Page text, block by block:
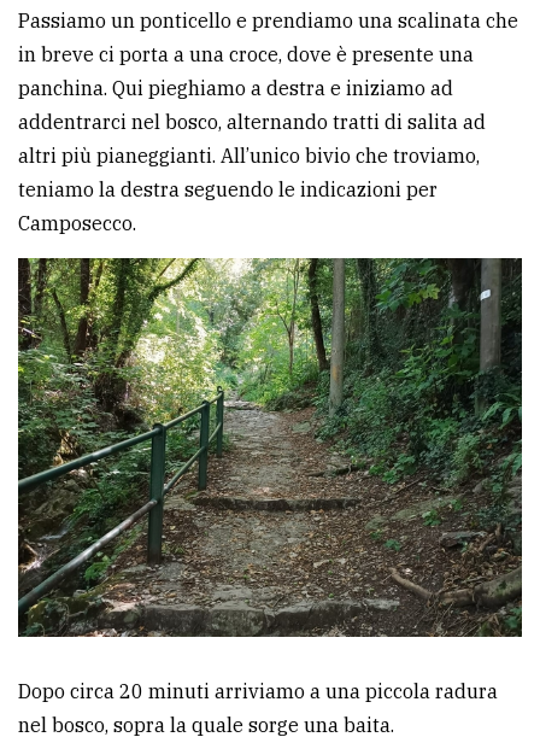
Passiamo un ponticello e prendiamo una scalinata che
in breve ci porta a una croce, dove è presente una
panchina. Qui pieghiamo a destra e iniziamo ad
addentrarci nel bosco, alternando tratti di salita ad
altri più pianeggianti. All’unico bivio che troviamo,
teniamo la destra seguendo le indicazioni per
Camposecco.
Dopo circa 20 minuti arriviamo a una piccola radura
nel bosco, sopra la quale sorge una baita.